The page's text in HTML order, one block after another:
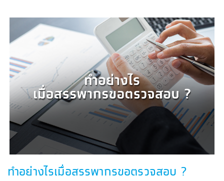
ทำอย่างไรเมื่อสรรพากรขอตรวจสอบ ?